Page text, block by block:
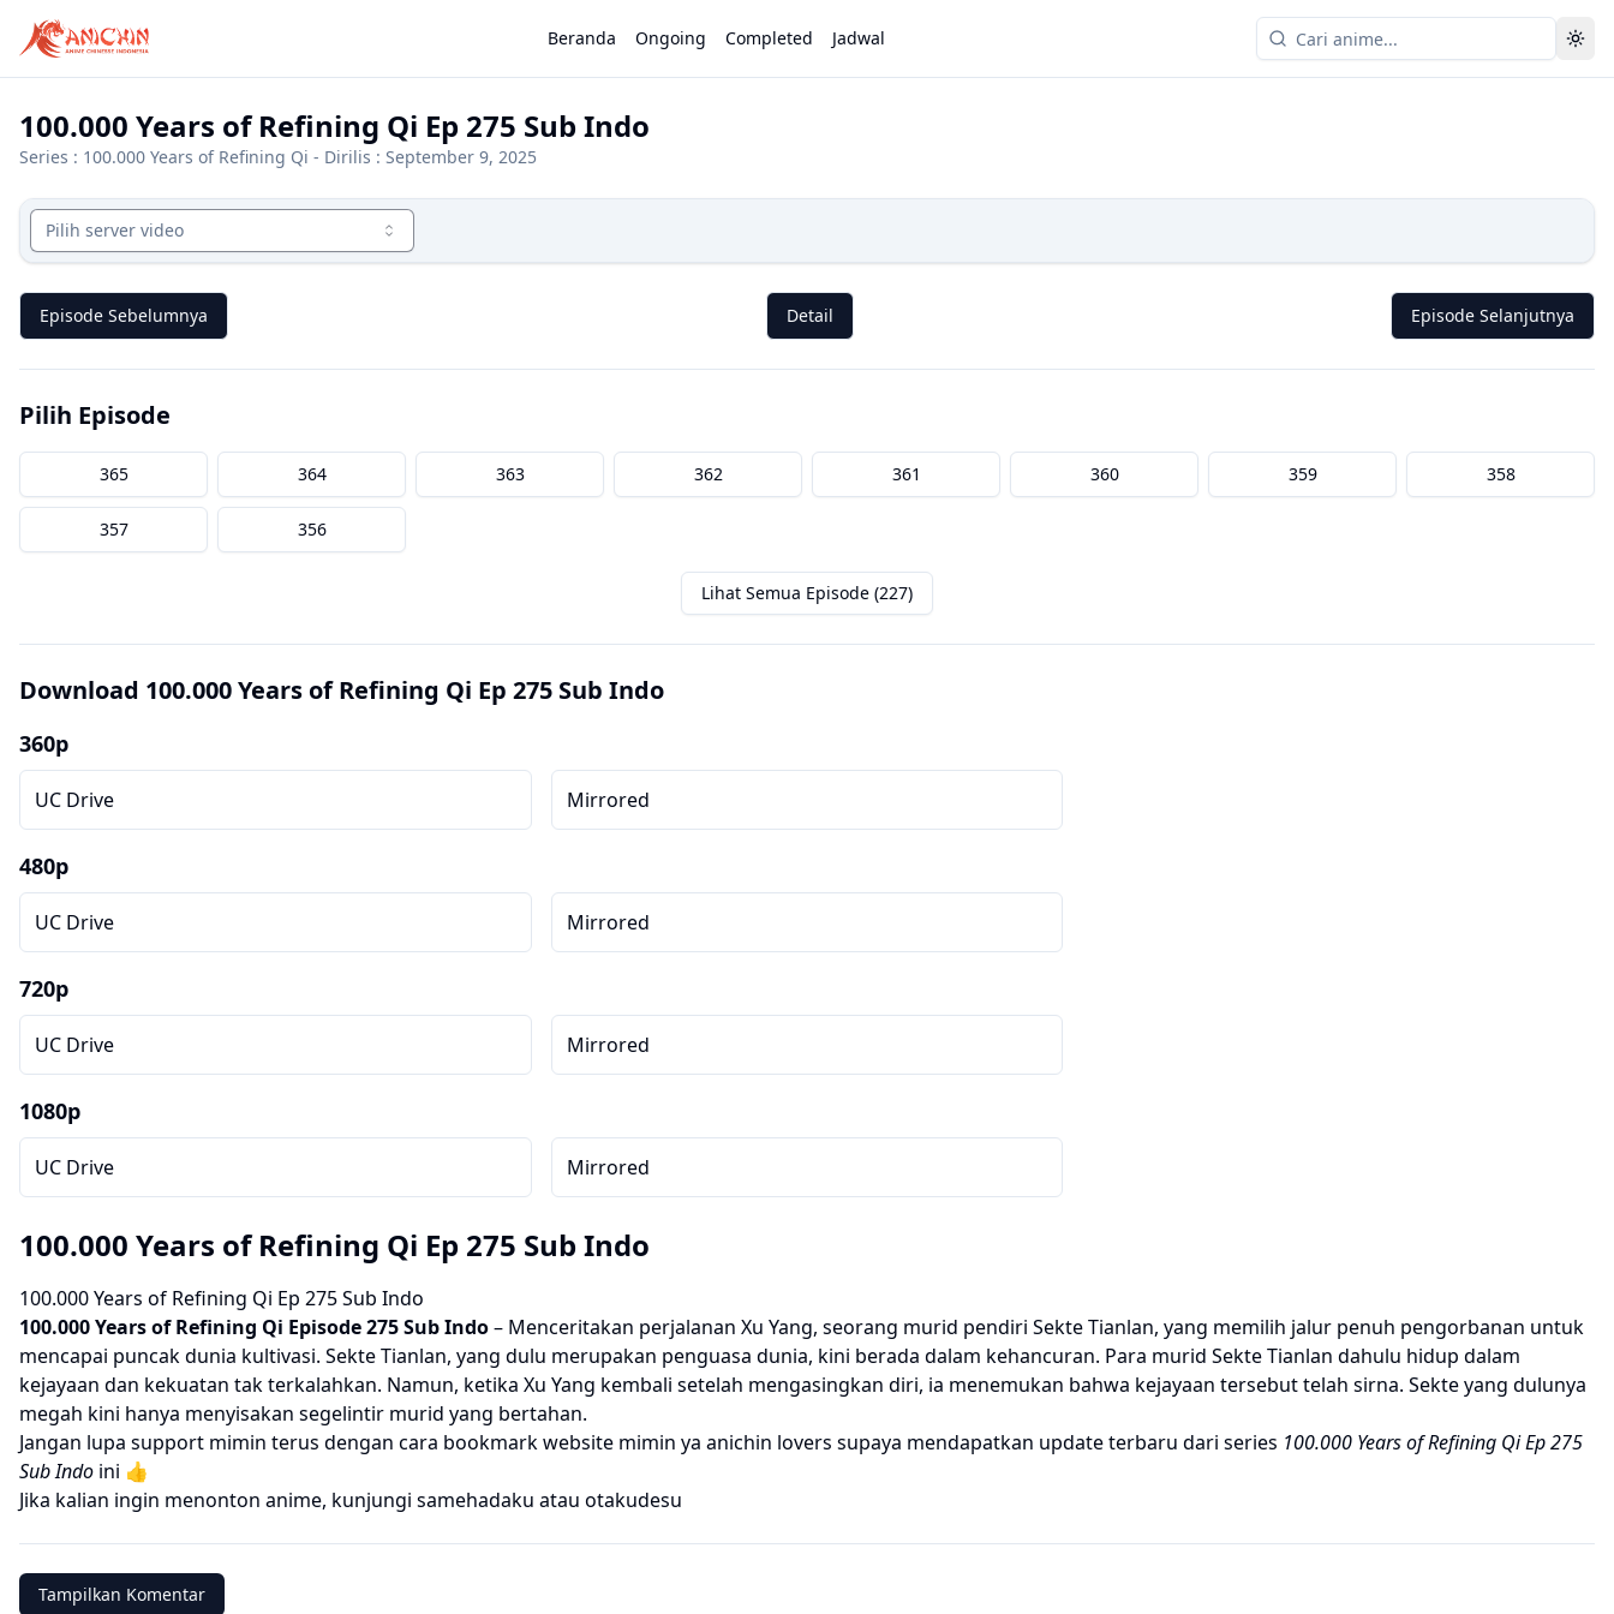
Beranda Ongoing Completed Jadwal
100.000 Years of Refining Qi Ep 275 Sub Indo
Series : 100.000 Years of Refining Qi - Dirilis : September 9, 2025
Pilih server video
Episode Sebelumnya Detail Episode Selanjutnya
Pilih Episode
365 364 363 362 361 360 359 358
357 356
Lihat Semua Episode (227)
Download 100.000 Years of Refining Qi Ep 275 Sub Indo
360p
UC Drive Mirrored
480p
UC Drive Mirrored
720p
UC Drive Mirrored
1080p
UC Drive Mirrored
100.000 Years of Refining Qi Ep 275 Sub Indo
100.000 Years of Refining Qi Ep 275 Sub Indo
100.000 Years of Refining Qi Episode 275 Sub Indo– Menceritakan perjalanan Xu Yang, seorang murid pendiri Sekte Tianlan, yang memilih jalur penuh pengorbanan untuk
mencapai puncak dunia kultivasi. Sekte Tianlan, yang dulu merupakan penguasa dunia, kini berada dalam kehancuran. Para murid Sekte Tianlan dahulu hidup dalam
kejayaan dan kekuatan tak terkalahkan. Namun, ketika Xu Yang kembali setelah mengasingkan diri, ia menemukan bahwa kejayaan tersebut telah sirna. Sekte yang dulunya
megah kini hanya menyisakan segelintir murid yang bertahan.
Jangan lupa support mimin terus dengan cara bookmark website mimin ya anichin lovers supaya mendapatkan update terbaru dari series 100.000 Years of Refining Qi Ep 275
Sub Indo ini 👍
Jika kalian ingin menonton anime, kunjungi samehadaku atau otakudesu
Tampilkan Komentar